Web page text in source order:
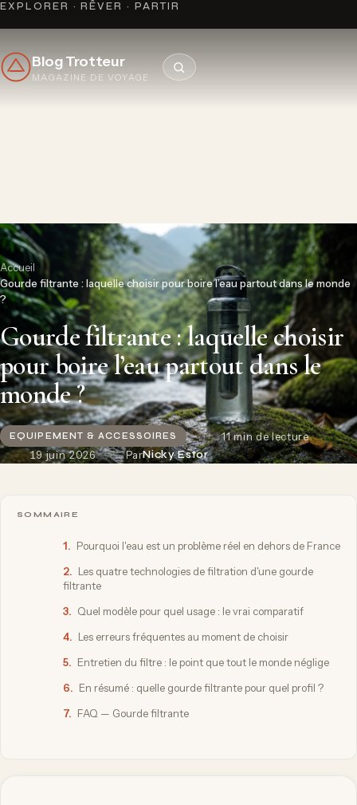
EXPLORER · RÊVER · PARTIR
Blog Trotteur
MAGAZINE DE VOYAGE
Accueil
Gourde filtrante : laquelle choisir pour boire l’eau partout dans le monde
?
Gourde filtrante : laquelle choisir
pour boire l’eau partout dans le
monde ?
EQUIPEMENT & ACCESSOIRES
11 min de lecture
19 juin 2026
ParNicky Estor
SOMMAIRE
1. Pourquoi l'eau est un problème réel en dehors de France
2. Les quatre technologies de filtration d'une gourde
filtrante
3. Quel modèle pour quel usage : le vrai comparatif
4. Les erreurs fréquentes au moment de choisir
5. Entretien du filtre : le point que tout le monde néglige
6. En résumé : quelle gourde filtrante pour quel profil ?
7. FAQ — Gourde filtrante